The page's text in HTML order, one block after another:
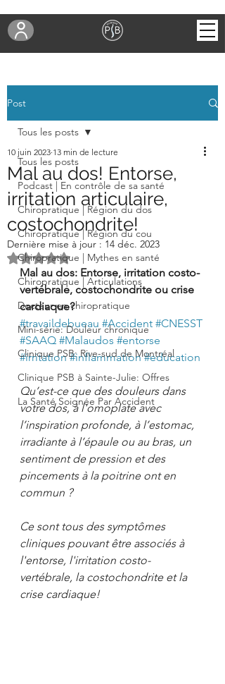
Post
Tous les posts
Podcast | En contrôle de sa santé
Chiropratique | Région du dos
Chiropratique | Région du cou
Chiropratique | Mythes en santé
Chiropratique | Articulations
Docteur en chiropratique
Mini-série: Douleur chronique
Clinique PSB: Rive-sud de Montréal
Clinique PSB à Sainte-Julie: Offres
La Santé Soignée Par Accident
Tous les posts
Mal au dos! Entorse,
irritation articulaire,
costochondrite!
10 juin 2023 13 min de lecture
Dernière mise à jour : 14 déc. 2023
Noté NaN étoiles sur 5.
Mal au dos: Entorse, irritation costo-
vertébrale, costochondrite ou crise
cardiaque?
#travaildebueau #Accident #CNESST
#SAAQ #Malaudos #entorse
#irritation #inflammation #education
Qu’est-ce que des douleurs dans
votre dos, à l'omoplate avec
l’inspiration profonde, à l’estomac,
irradiante à l’épaule ou au bras, un
sentiment de pression et des
pincements à la poitrine ont en
commun ?
Ce sont tous des symptômes
cliniques pouvant être associés à
l'entorse, l'irritation costo-
vertébrale, la costochondrite et la
crise cardiaque!